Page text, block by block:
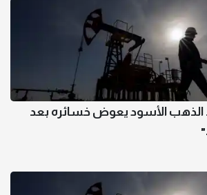
الذهب الأسود يعوض خسائره بعد